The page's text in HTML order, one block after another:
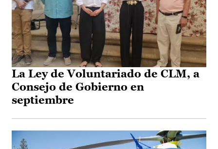
La Ley de Voluntariado de CLM, a
Consejo de Gobierno en
septiembre